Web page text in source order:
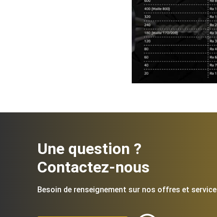
Une question ?
Contactez-nous
Besoin de renseignement sur nos offres et